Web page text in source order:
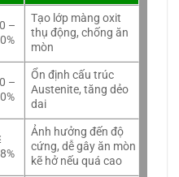
–
Tạo lớp màng oxit
thụ động, chống ăn
mòn
–
Ổn định cấu trúc
Austenite, tăng dẻo
dai
Ảnh hưởng đến độ
cứng, dễ gây ăn mòn
kẽ hở nếu quá cao